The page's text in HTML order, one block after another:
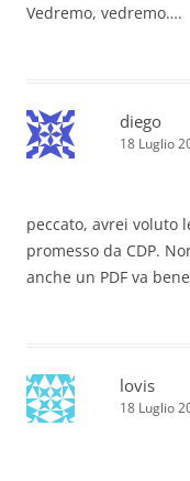
Vedremo, vedremo….
diego
18 Luglio
peccato, avrei voluto
promesso da CDP.
anche un PDF va bene
lovis
18 Luglio